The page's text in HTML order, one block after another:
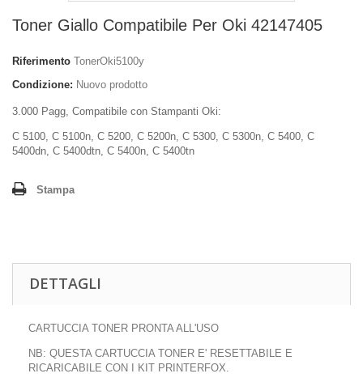
Toner Giallo Compatibile Per Oki 42147405
Riferimento TonerOki5100y
Condizione: Nuovo prodotto
3.000 Pagg, Compatibile con Stampanti Oki:
C 5100, C 5100n, C 5200, C 5200n, C 5300, C 5300n, C 5400, C
5400dn, C 5400dtn, C 5400n, C 5400tn
Stampa
DETTAGLI
CARTUCCIA TONER PRONTA ALL'USO
NB: QUESTA CARTUCCIA TONER E' RESETTABILE E
RICARICABILE CON I KIT PRINTERFOX.